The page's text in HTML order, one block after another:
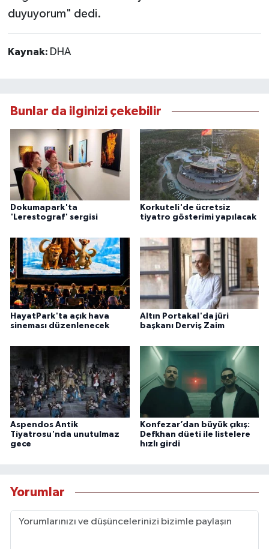
duyuyorum" dedi.
Kaynak: DHA
Bunlar da ilginizi çekebilir
Dokumapark'ta
'Lerestograf' sergisi
Korkuteli'de ücretsiz
tiyatro gösterimi yapılacak
HayatPark'ta açık hava
sineması düzenlenecek
Altın Portakal'da jüri
başkanı Derviş Zaim
Aspendos Antik
Tiyatrosu'nda unutulmaz
gece
Konfezar’dan büyük çıkış:
Defkhan düeti ile listelere
hızlı girdi
Yorumlar